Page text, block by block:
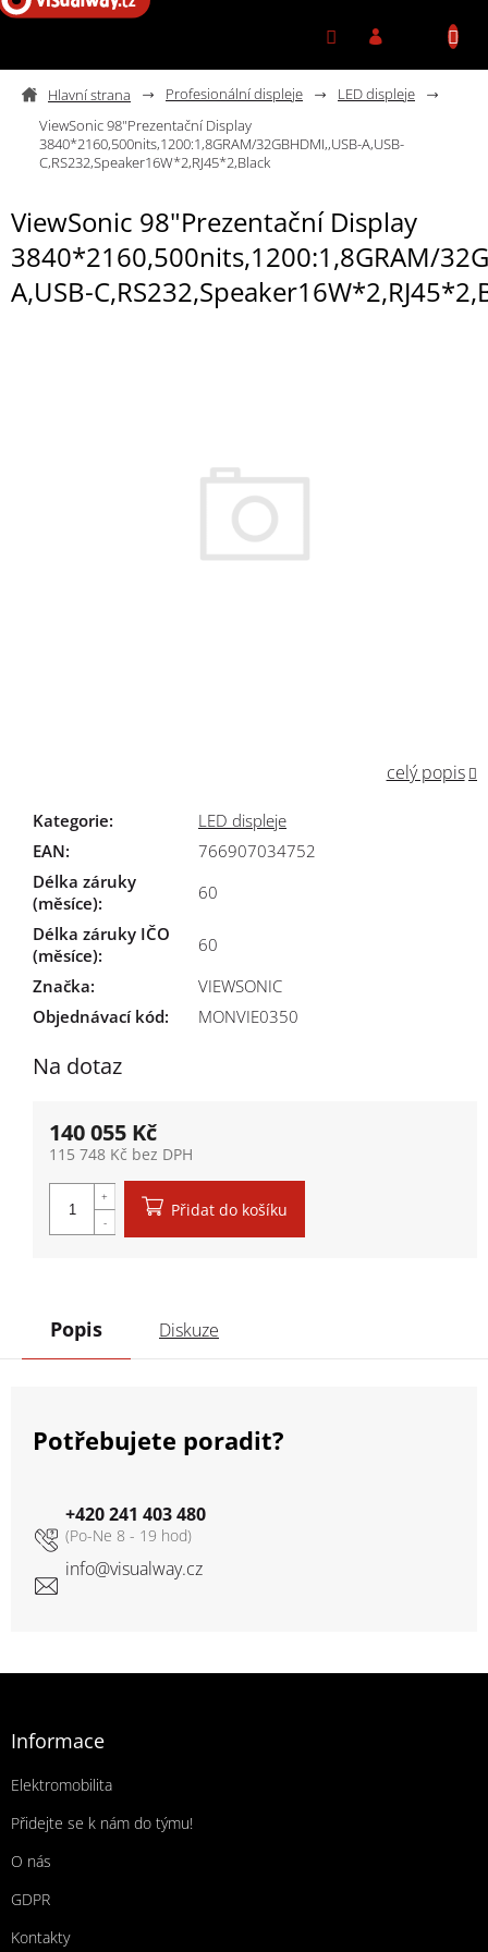
Přejít na obsah
Profesionální displeje
LED displeje
ViewSonic 98"Prezentační Display
3840*2160,500nits,1200:1,8GRAM/32GBHDMI,,USB-A,USB-
C,RS232,Speaker16W*2,RJ45*2,Black
ViewSonic 98"Prezentační Display
3840*2160,500nits,1200:1,8GRAM/
A,USB-
Na dotaz
celý popis
Kategorie:
LED displeje
EAN:
766907034752
Délka záruky
(měsíce):
60
Délka záruky IČO
(měsíce):
60
Značka:
VIEWSONIC
Objednávací kód:
MONVIE0350
140 055 Kč
115 748 Kč bez DPH
Přidat do košíku
Popis Diskuze
Potřebujete poradit?
info@visualway.cz
+420 241 403 480
Informace
Elektromobilita
Přidejte se k nám do týmu!
O nás
GDPR
Kontakty